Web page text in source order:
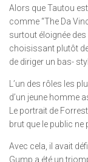
Alors que Tautou
comme “The Da
surtout éloignée des
choisissant plutôt
de diriger un bas-
L’un des rôles les
d’un jeune homme
Le portrait de
brut que le public ne
Avec cela, il avait
Gump a été un